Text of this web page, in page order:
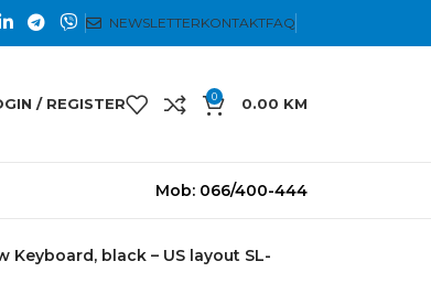
NEWSLETTERKONTAKTFAQ
/ REGISTER 0 0.00 KM
Mob: 066/400-444
Keyboard, black – US layout SL-